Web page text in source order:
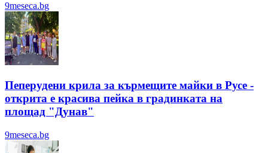
9meseca.bg
Пеперудени крила за кърмещите майки в Русе -
открита е красива пейка в градинката на
площад "Дунав"
9meseca.bg